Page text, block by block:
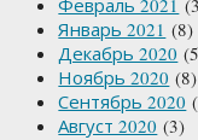
Февраль 2021
Январь 2021 (8)
Декабрь 2020
Ноябрь 2020 (8)
Сентябрь 2020
Август 2020 (3)